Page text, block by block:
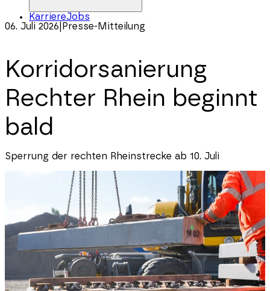
KarriereJobs
06. Juli 2026 Presse-Mitteilung
Korridorsanierung
Rechter Rhein beginnt
bald
Sperrung der rechten Rheinstrecke ab 10. Juli